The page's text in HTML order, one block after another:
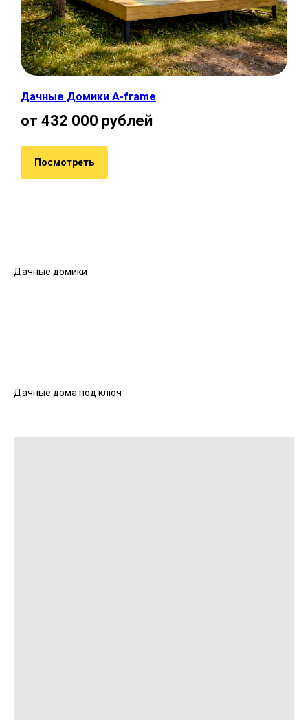
Дачные Домики A-frame
от 432 000 рублей
Посмотреть
Дачные домики
Дачные дома под ключ